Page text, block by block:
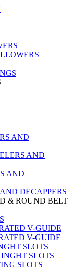
AND
DECAPPERS
& ROUND BELT
V-GUIDE
SLOTS